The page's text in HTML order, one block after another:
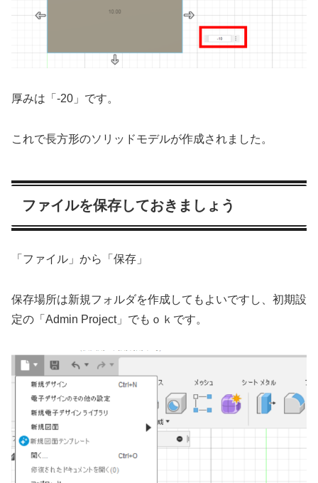
厚みは「-20」です。
これで長方形のソリッドモデルが作成されました。
ファイルを保存しておきましょう
「ファイル」から「保存」
保存場所は新規フォルダを作成してもよいですし、初期設
定の「Admin Project」でもｏｋです。